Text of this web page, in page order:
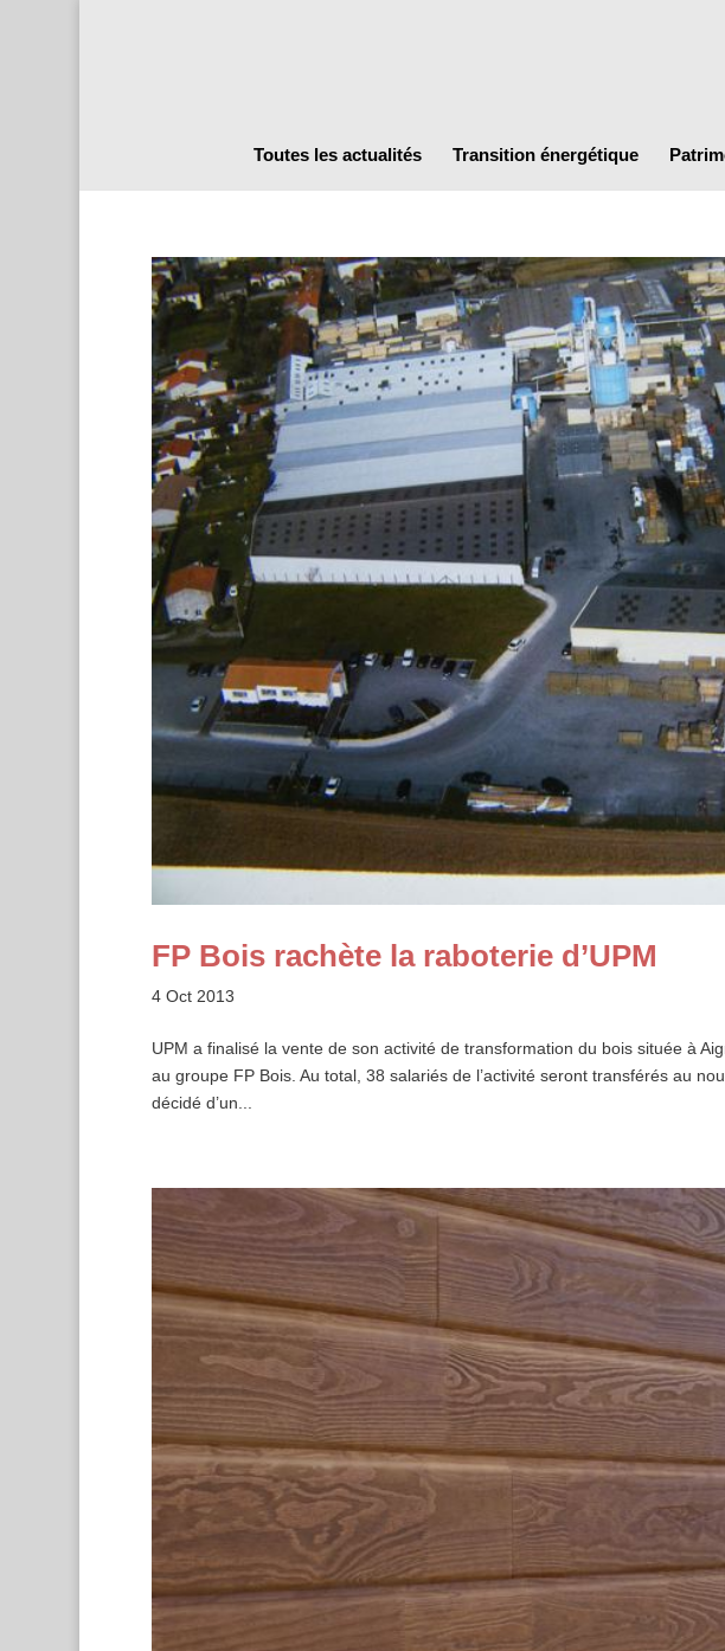
Toutes les actualités Transition énergétique
FP Bois rachète la raboterie d’UPM
4 Oct 2013
UPM a finalisé la vente de son activité de transformation du bois située à
au groupe FP Bois. Au total, 38 salariés de l’activité seront transférés au
décidé d’un...